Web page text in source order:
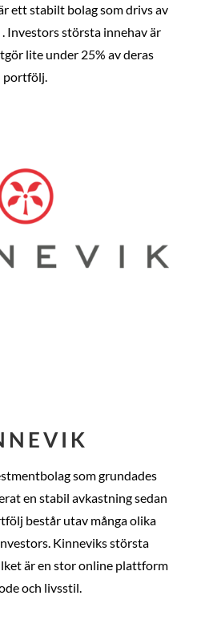
ett stabilt bolag som drivs av
Investors största innehav är
lite under 25% av deras
portfölj.
som grundades
en stabil avkastning sedan
består utav många olika
Kinneviks största
är en stor online plattform
och livsstil.